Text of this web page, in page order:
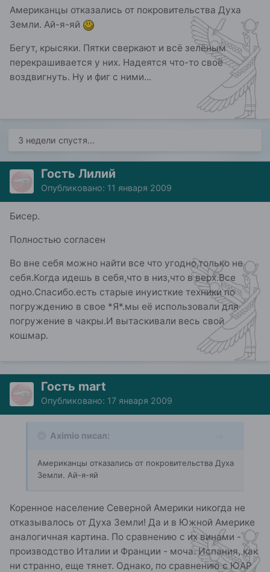
Американцы отказались от покровительства Духа
Земли. Ай-я-яй
Бегут, крысяки. Пятки сверкают и всё зелёным
перекрашивается у них. Надеятся что-то своё
воздвигнуть. Ну и фиг с ними...
3 недели спустя...
Гость Лилий
Опубликовано: 11 января 2009
Бисер.
Полностью согласен
Во вне себя можно найти все что угодно,только не
себя.Когда идешь в себя,что в низ,что в верх.Все
одно.Спасибо.есть старые инуисткие техники по
погруждению в свое *Я*.мы её использовали для
погружение в чакры.И вытаскивали весь свой
кошмар.
Гость mart
Опубликовано: 17 января 2009
Aximio писал:
Американцы отказались от покровительства Духа
Земли. Ай-я-яй
Коренное население Северной Америки никогда не
отказывалось от Духа Земли! Да и в Южной Америке
аналогичная картина. По сравнению с их винами -
производство Италии и Франции - моча. Испания, как
ни странно, еще тянет. Однако, по сравнению с ЮАР